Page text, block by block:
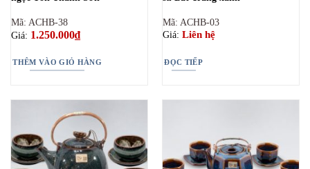
Mã: ACHB-38
Giá: 1.250.000₫
THÊM VÀO GIỎ HÀNG
Mã: ACHB-03
Giá: Liên hệ
ĐỌC TIẾP